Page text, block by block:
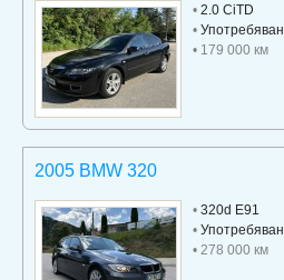
• 2.0 CiTD
• Употребяван
• 179 000 км
2005 BMW 320
• 320d E91
• Употребяван
• 278 000 км